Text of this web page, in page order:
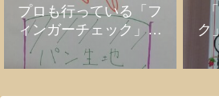
プロも行っている「フ
ィンガーチェック」の
話。
ク